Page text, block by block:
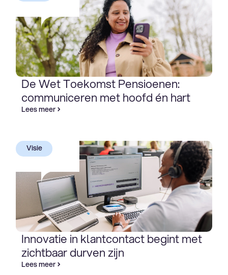
De Wet Toekomst Pensioenen:
communiceren met hoofd én hart
Lees meer
Visie
Innovatie in klantcontact begint met
zichtbaar durven zijn
Lees meer